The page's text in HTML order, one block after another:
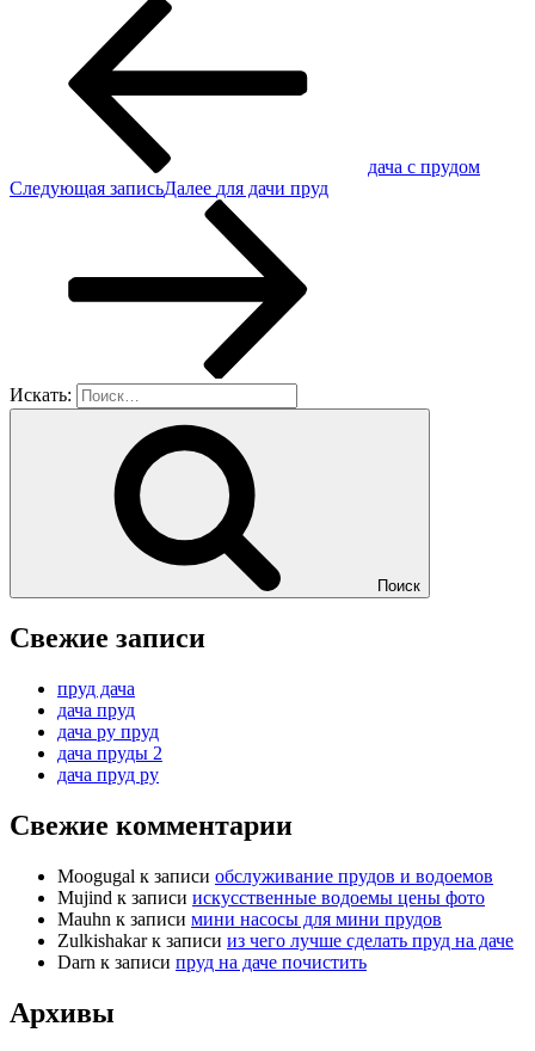
дача с прудом
Следующая записьДалее для дачи пруд
Искать:
Поиск
Свежие записи
пруд дача
дача пруд
дача ру пруд
дача пруды 2
дача пруд ру
Свежие комментарии
Moogugal к записи обслуживание прудов и водоемов
Mujind к записи искусственные водоемы цены фото
Mauhn к записи мини насосы для мини прудов
Zulkishakarк записи из чего лучше сделать пруд на даче
Darn к записи пруд на даче почистить
Архивы